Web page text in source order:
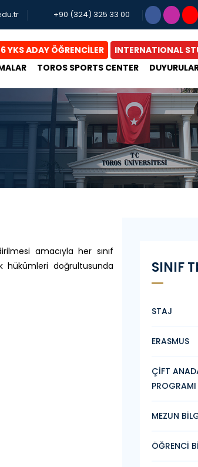
+90 (324) 325 33 00
YKS ADAY ÖĞRENCİLER INTERNATIONAL
TOROS SPORTS CENTER
amacıyla her sınıf
hükümleri doğrultusunda
SINIF
STAJ
ERASMUS
ÇİFT
PROGRAMI
MEZUN
ÖĞRENCİ